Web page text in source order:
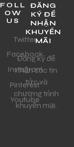
FOLL
OW
US
Twitter
Facebook
Instagram
Pinterest
Youtube
ĐĂNG
KÝ ĐỂ
NHẬN
KHUYẾN
MÃI
Đăng ký để
nhận các tin
tức và
chương trình
khuyến mại.